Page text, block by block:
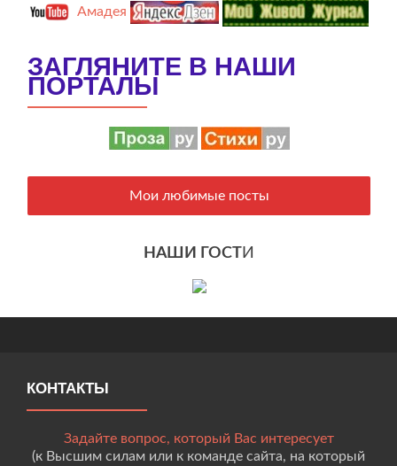
Амадея
ЗАГЛЯНИТЕ В НАШИ
ПОРТАЛЫ
Мои любимые посты
НАШИ ГОСТИ
КОНТАКТЫ
Задайте вопрос, который Вас интересует
(к Высшим силам или к команде сайта, на который